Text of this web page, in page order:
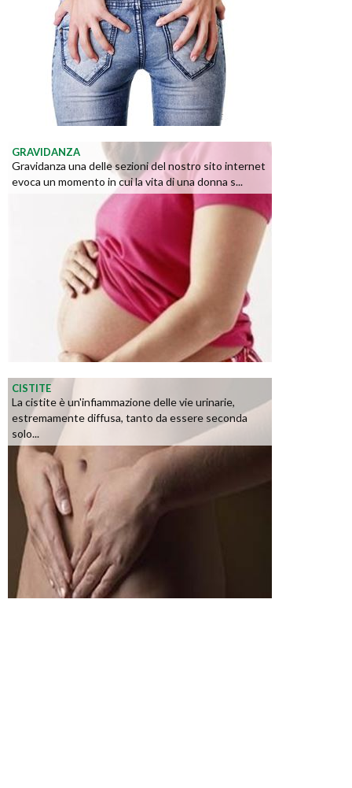
GRAVIDANZA
Gravidanza una delle sezioni del nostro sito internet
evoca un momento in cui la vita di una donna s...
CISTITE
La cistite è un'infiammazione delle vie urinarie,
estremamente diffusa, tanto da essere seconda
solo...